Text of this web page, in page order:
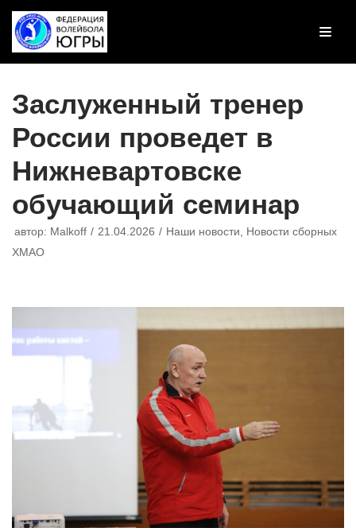
Перейти
к
Заслуженный тренер
России проведет в
Нижневартовске
обучающий семинар
автор: Malkoff 21.04.2026 Наши новости
Новости сборных
ХМАО